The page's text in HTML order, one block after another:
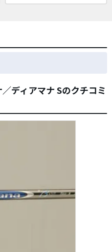
ディアマナ Sのクチコミ